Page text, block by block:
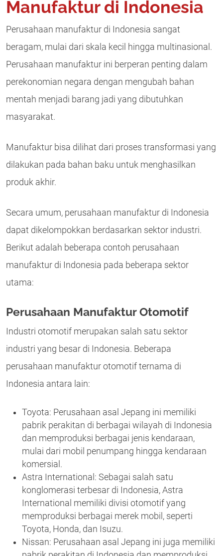
Manufaktur di Indonesia
Perusahaan manufaktur di Indonesia sangat
beragam, mulai dari skala kecil hingga multinasional.
Perusahaan manufaktur ini berperan penting dalam
perekonomian negara dengan mengubah bahan
mentah menjadi barang jadi yang dibutuhkan
masyarakat.
Manufaktur bisa dilihat dari proses transformasi yang
dilakukan pada bahan baku untuk menghasilkan
produk akhir.
Secara umum, perusahaan manufaktur di Indonesia
dapat dikelompokkan berdasarkan sektor industri.
Berikut adalah beberapa contoh perusahaan
manufaktur di Indonesia pada beberapa sektor
utama:
Perusahaan Manufaktur Otomotif
Industri otomotif merupakan salah satu sektor
industri yang besar di Indonesia. Beberapa
perusahaan manufaktur otomotif ternama di
Indonesia antara lain:
Toyota: Perusahaan asal Jepang ini memiliki
pabrik perakitan di berbagai wilayah di Indonesia
dan memproduksi berbagai jenis kendaraan,
mulai dari mobil penumpang hingga kendaraan
komersial.
Astra International: Sebagai salah satu
konglomerasi terbesar di Indonesia, Astra
International memiliki divisi otomotif yang
memproduksi berbagai merek mobil, seperti
Toyota, Honda, dan Isuzu.
Nissan: Perusahaan asal Jepang ini juga memiliki